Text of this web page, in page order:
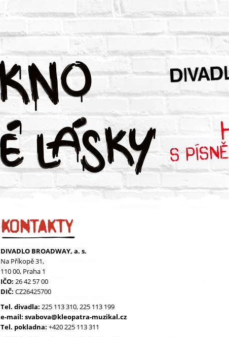
Kontakty
DIVADLO BROADWAY, a. s.
Na Příkopě 31,
110 00, Praha 1
IČO: 26 42 57 00
DIČ: CZ26425700
Tel. divadla: 225 113 310, 225 113 199
e-mail: svabova@kleopatra-muzikal.cz
Tel. pokladna: +420 225 113 311